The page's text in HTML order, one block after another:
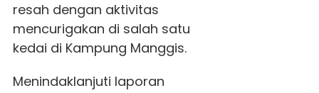
resah dengan aktivitas
mencurigakan di salah satu
kedai di Kampung Manggis.
Menindaklanjuti laporan